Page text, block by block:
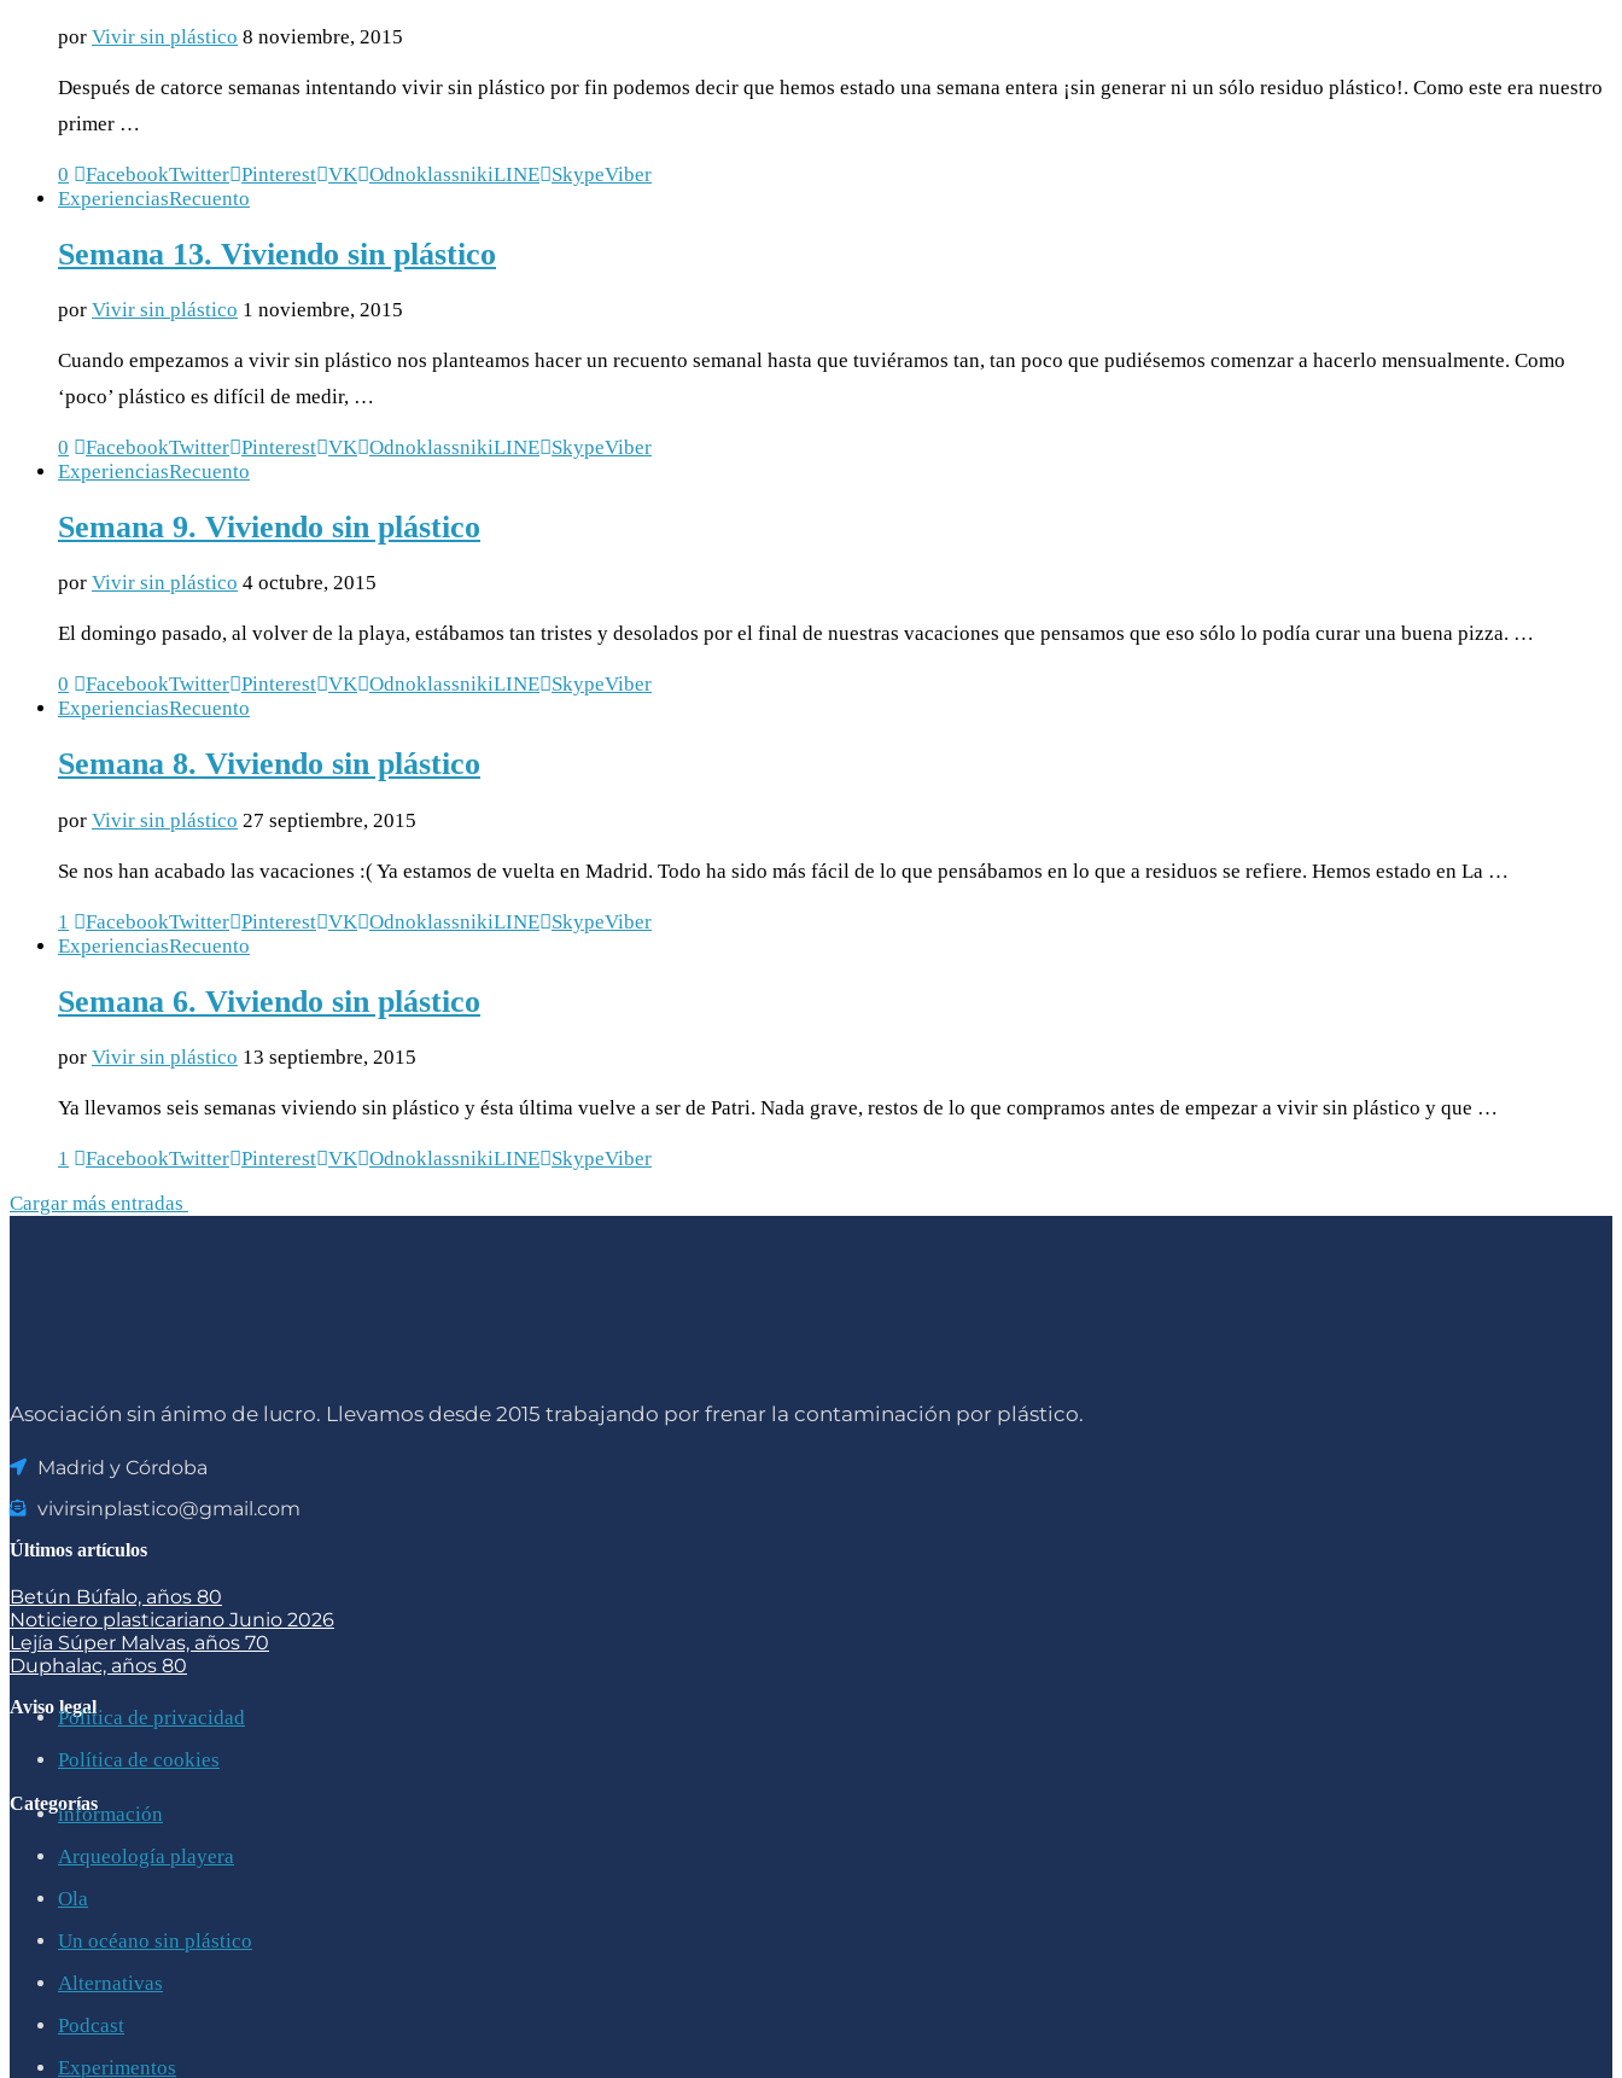
por Vivir sin plástico 8 noviembre, 2015
Después de catorce semanas intentando vivir sin plástico por fin podemos decir que hemos estado una semana entera ¡sin generar ni un sólo residuo plástico!. Como este era nuestro
primer …
0 FacebookTwitter Pinterest VK OdnoklassnikiLINE SkypeViber
ExperienciasRecuento
Semana 13. Viviendo sin plástico
por Vivir sin plástico 1 noviembre, 2015
Cuando empezamos a vivir sin plástico nos planteamos hacer un recuento semanal hasta que tuviéramos tan, tan poco que pudiésemos comenzar a hacerlo mensualmente. Como
‘poco’ plástico es difícil de medir, …
0 FacebookTwitter Pinterest VK OdnoklassnikiLINE SkypeViber
ExperienciasRecuento
Semana 9. Viviendo sin plástico
por Vivir sin plástico 4 octubre, 2015
El domingo pasado, al volver de la playa, estábamos tan tristes y desolados por el final de nuestras vacaciones que pensamos que eso sólo lo podía curar una buena pizza. …
0 FacebookTwitter Pinterest VK OdnoklassnikiLINE SkypeViber
ExperienciasRecuento
Semana 8. Viviendo sin plástico
por Vivir sin plástico 27 septiembre, 2015
Se nos han acabado las vacaciones :( Ya estamos de vuelta en Madrid. Todo ha sido más fácil de lo que pensábamos en lo que a residuos se refiere. Hemos estado en La …
1 FacebookTwitter Pinterest VK OdnoklassnikiLINE SkypeViber
ExperienciasRecuento
Semana 6. Viviendo sin plástico
por Vivir sin plástico 13 septiembre, 2015
Ya llevamos seis semanas viviendo sin plástico y ésta última vuelve a ser de Patri. Nada grave, restos de lo que compramos antes de empezar a vivir sin plástico y que …
1 FacebookTwitter Pinterest VK OdnoklassnikiLINE SkypeViber
Cargar más entradas
Asociación sin ánimo de lucro. Llevamos desde 2015 trabajando por frenar la contaminación por plástico.
Madrid y Córdoba
vivirsinplastico@gmail.com
Últimos artículos
Betún Búfalo, años 80
Noticiero plasticariano Junio 2026
Lejía Súper Malvas, años 70
Duphalac, años 80
Aviso legalPolítica de privacidad
Política de cookies
Categoríasinformación
Arqueología playera
Ola
Un océano sin plástico
Alternativas
Podcast
Experimentos